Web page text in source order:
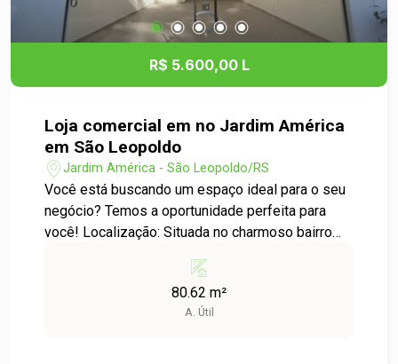
bonificação de R$ 200,00 nos dois primeiros
meses de locação, tornando esta uma excelente
oportunidade para quem deseja iniciar uma nova
etapa com ainda mais economia. Agende sua
R$ 5.600,00 L
Loja comercial em no Jardim América
em São Leopoldo
Jardim América - São Leopoldo/RS
Você está buscando um espaço ideal para o seu
negócio? Temos a oportunidade perfeita para
você! Localização: Situada no charmoso bairro
comercial oferece uma localização estratégica,
com fácil acesso a principais vias e proximidade
de comércios, serviços e residências. Um local
80.62 m²
A. Útil